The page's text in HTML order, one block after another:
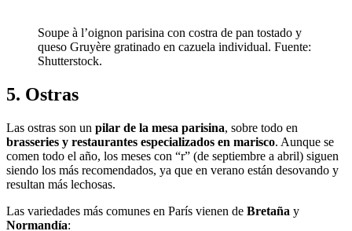
Soupe à l’oignon parisina con costra de pan tostado y
queso Gruyère gratinado en cazuela individual. Fuente:
Shutterstock.
5. Ostras
Las ostras son un pilar de la mesa parisina, sobre todo en
brasseries y restaurantes especializados en marisco. Aunque se
comen todo el año, los meses con “r” (de septiembre a abril) siguen
siendo los más recomendados, ya que en verano están desovando y
resultan más lechosas.
Las variedades más comunes en París vienen de Bretaña y
Normandía: